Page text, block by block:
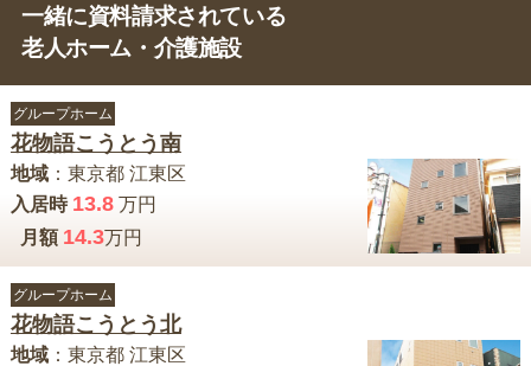
一緒に資料請求されている
老人ホーム・介護施設
グループホーム
花物語こうとう南
地域： 東京都 江東区
入居時 13.8万円
月額 14.3万円
グループホーム
花物語こうとう北
地域： 東京都 江東区